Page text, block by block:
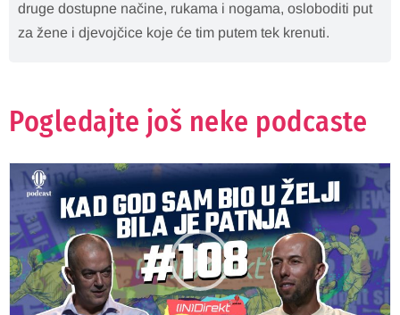
druge dostupne načine, rukama i nogama, osloboditi put
za žene i djevojčice koje će tim putem tek krenuti.
Pogledajte još neke podcaste